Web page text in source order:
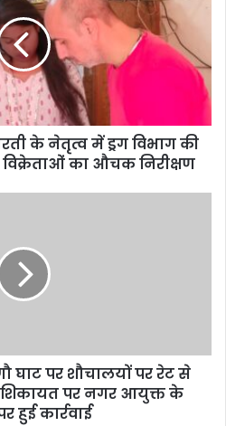
के नेतृत्व में ड्रग विभाग की
का औचक निरीक्षण
घाट पर शौचालयों पर रेट से
पर नगर आयुक्त के
हुई कार्रवाई